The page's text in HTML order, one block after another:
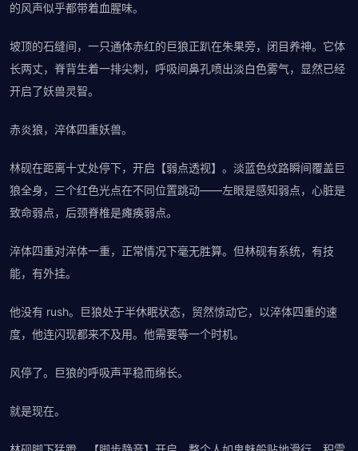
的风声似乎都带着血腥味。
坡顶的石缝间，一只通体赤红的巨狼正趴在朱果旁，闭目养神。它体
长两丈，脊背生着一排尖刺，呼吸间鼻孔喷出淡白色雾气，显然已经
开启了妖兽灵智。
赤炎狼，淬体四重妖兽。
林砚在距离十丈处停下，开启【弱点透视】。淡蓝色纹路瞬间覆盖巨
狼全身，三个红色光点在不同位置跳动——左眼是感知弱点，心脏是
致命弱点，后颈脊椎是瘫痪弱点。
淬体四重对淬体一重，正常情况下毫无胜算。但林砚有系统，有技
能，有外挂。
他没有 rush。巨狼处于半休眠状态，贸然惊动它，以淬体四重的速
度，他连闪现都来不及用。他需要等一个时机。
风停了。巨狼的呼吸声平稳而绵长。
就是现在。